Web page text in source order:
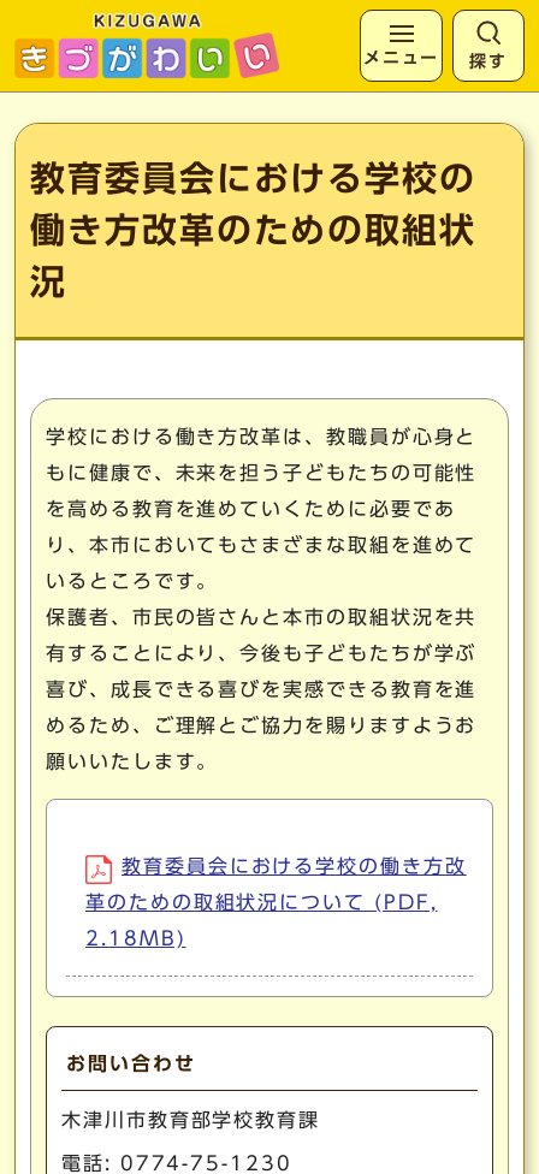
ページの先頭です
メニュー 探す
ここから本文です
教育委員会における学校の
働き方改革のための取組状
況
学校における働き方改革は、教職員が心身と
もに健康で、未来を担う子どもたちの可能性
を高める教育を進めていくために必要であ
り、本市においてもさまざまな取組を進めて
いるところです。
保護者、市民の皆さんと本市の取組状況を共
有することにより、今後も子どもたちが学ぶ
喜び、成長できる喜びを実感できる教育を進
めるため、ご理解とご協力を賜りますようお
願いいたします。
教育委員会における学校の働き方改
革のための取組状況について (PDF,
2.18MB)
お問い合わせ
木津川市教育部学校教育課
電話: 0774-75-1230